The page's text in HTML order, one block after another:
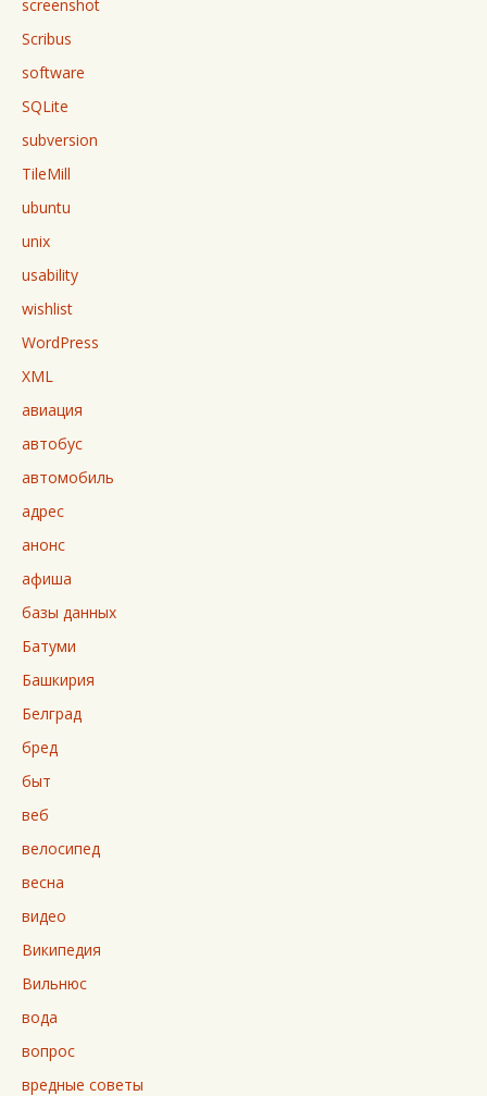
screenshot
Scribus
software
SQLite
subversion
TileMill
ubuntu
unix
usability
wishlist
WordPress
XML
авиация
автобус
автомобиль
адрес
анонс
афиша
базы данных
Батуми
Башкирия
Белград
бред
быт
веб
велосипед
весна
видео
Википедия
Вильнюс
вода
вопрос
вредные советы